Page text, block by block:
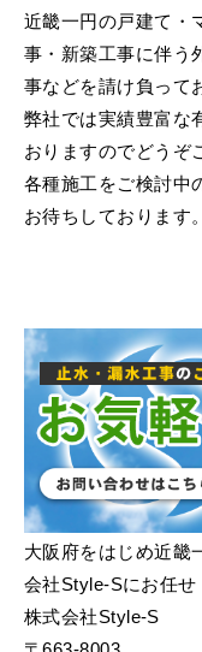
近畿一円の戸建て・
事・新築工事に伴う
事などを請け負って
弊社では実績豊富な
おりますのでどうぞ
各種施工をご検討中
お待ちしております。
大阪府をはじめ近畿
会社Style-Sにお任せ
株式会社Style-S